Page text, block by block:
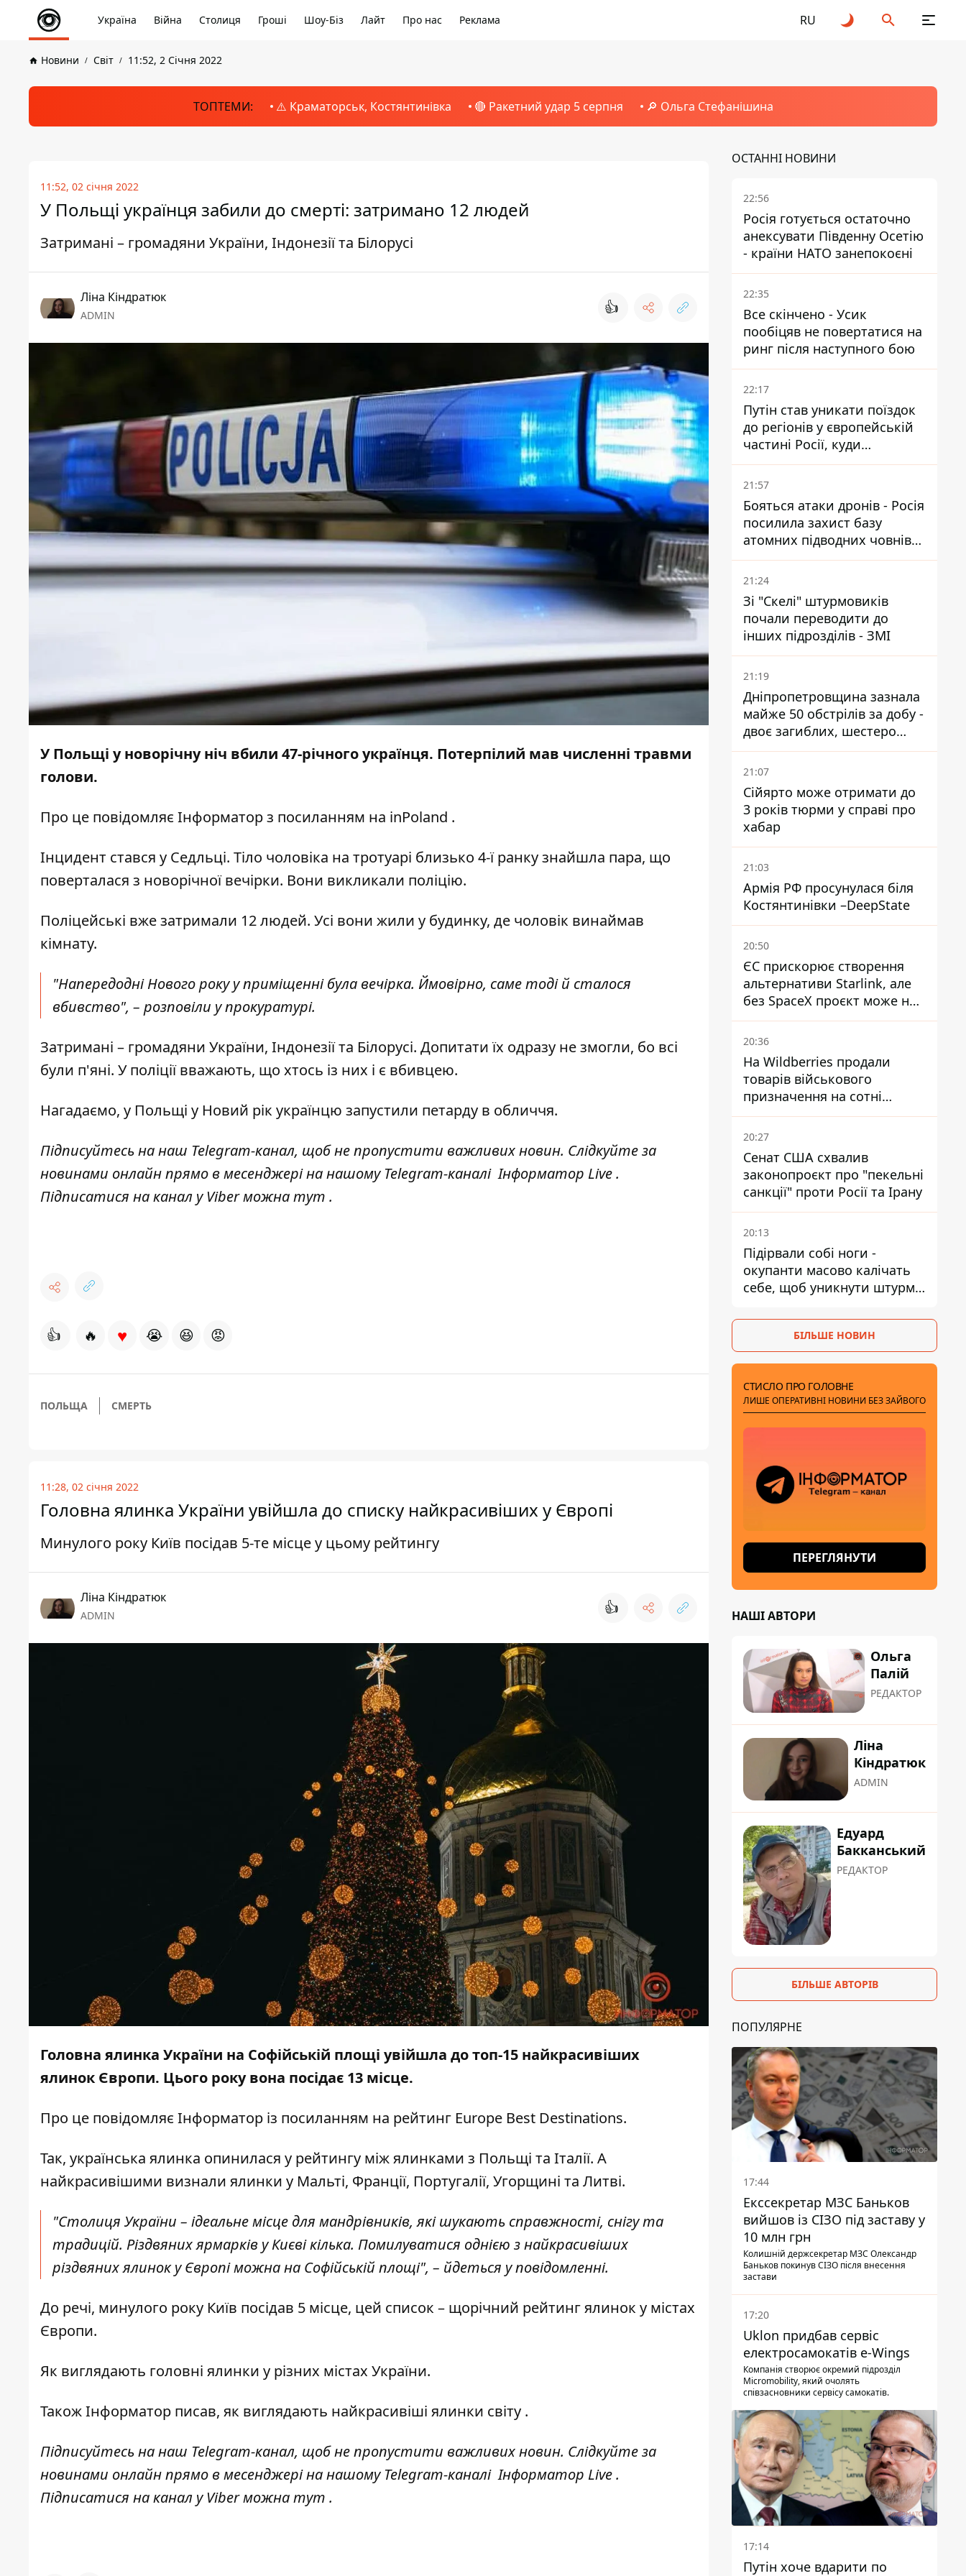
Україна Війна Столиця Гроші Шоу-Біз Лайт Про нас Реклама RU
Новини Світ 11:52, 2 Січня 2022
ТОПТЕМИ: ⚠️ Краматорськ, Костянтинівка 🔴 Ракетний удар 5 серпня 🔎 Ольга Стефанішина
11:52, 02 січня 2022
У Польщі українця забили до смерті: затримано 12 людей
Затримані – громадяни України, Індонезії та Білорусі
Ліна Кіндратюк
ADMIN 👍
У Польщі у новорічну ніч вбили 47-річного українця. Потерпілий мав численні травми
голови.
Про це повідомляє Інформаторз посиланням на inPoland .
Інцидент стався у Седльці. Тіло чоловіка на тротуарі близько 4-ї ранку знайшла пара, що
поверталася з новорічної вечірки. Вони викликали поліцію.
Поліцейські вже затримали 12 людей. Усі вони жили у будинку, де чоловік винаймав
кімнату.
"Напередодні Нового року у приміщенні була вечірка. Ймовірно, саме тоді й сталося
вбивство", – розповіли у прокуратурі.
Затримані – громадяни України, Індонезії та Білорусі. Допитати їх одразу не змогли, бо всі
були п'яні. У поліції вважають, що хтось із них і є вбивцею.
Нагадаємо, у Польщі у Новий рік українцю запустили петарду в обличчя.
Підписуйтесь на наш Telegram-канал, щоб не пропустити важливих новин. Слідкуйте за
новинами онлайн прямо в месенджері на нашому Telegram-каналіІнформатор Live.
Підписатися на канал у Viber можнатут .
👍 🔥 ♥ 😭 😆 😡
ПОЛЬЩА СМЕРТЬ
11:28, 02 січня 2022
Головна ялинка України увійшла до списку найкрасивіших у Європі
Минулого року Київ посідав 5-те місце у цьому рейтингу
Ліна Кіндратюк
ADMIN 👍
Головна ялинка України на Софійській площі увійшла до топ-15 найкрасивіших
ялинок Європи. Цього року вона посідає 13 місце.
Про це повідомляє Інформатор із посиланням на рейтинг Europe Best Destinations.
Так, українська ялинка опинилася у рейтингу між ялинками з Польщі та Італії. А
найкрасивішими визнали ялинки у Мальті, Франції, Португалії, Угорщині та Литві.
"Столиця України – ідеальне місце для мандрівників, які шукають справжності, снігу та
традицій. Різдвяних ярмарків у Києві кілька. Помилуватися однією з найкрасивіших
різдвяних ялинок у Європі можна на Софійській площі", – йдеться у повідомленні.
До речі, минулого року Київ посідав 5 місце, цей список – щорічний рейтинг ялинок у містах
Європи.
Як виглядають головні ялинки у різних містах України.
Також Інформатор писав, як виглядають найкрасивіші ялинки світу .
Підписуйтесь на наш Telegram-канал, щоб не пропустити важливих новин. Слідкуйте за
новинами онлайн прямо в месенджері на нашому Telegram-каналіІнформатор Live.
Підписатися на канал у Viber можнатут .
ОСТАННІ НОВИНИ
22:56
Росія готується остаточно
анексувати Південну Осетію
- країни НАТО занепокоєні
22:35
Все скінчено - Усик
пообіцяв не повертатися на
ринг після наступного бою
22:17
Путін став уникати поїздок
до регіонів у європейській
частині Росії, куди
регулярно долітають дрони
21:57
Бояться атаки дронів - Росія
посилила захист базу
атомних підводних човнів
за 7400 км від України
21:24
Зі "Скелі" штурмовиків
почали переводити до
інших підрозділів - ЗМІ
21:19
Дніпропетровщина зазнала
майже 50 обстрілів за добу -
двоє загиблих, шестеро
постраждалих
21:07
Сійярто може отримати до
3 років тюрми у справі про
хабар
21:03
Армія РФ просунулася біля
Костянтинівки –DeepState
20:50
ЄС прискорює створення
альтернативи Starlink, але
без SpaceX проєкт може не
обійтися
20:36
На Wildberries продали
товарів військового
призначення на сотні
мільйонів, але удари ЗСУ
змінили ситуацію
20:27
Сенат США схвалив
законопроєкт про "пекельні
санкції" проти Росії та Ірану
20:13
Підірвали собі ноги -
окупанти масово калічать
себе, щоб уникнути штурмів
БІЛЬШЕ НОВИН
СТИСЛО ПРО ГОЛОВНЕ
ЛИШЕ ОПЕРАТИВНІ НОВИНИ БЕЗ ЗАЙВОГО
ПЕРЕГЛЯНУТИ
НАШІ АВТОРИ
Ольга
Палій
РЕДАКТОР
Ліна
Кіндратюк
ADMIN
Едуард
Бакканський
РЕДАКТОР
БІЛЬШЕ АВТОРІВ
ПОПУЛЯРНЕ
17:44
Екссекретар МЗС Баньков
вийшов із СІЗО під заставу у
10 млн грн
Колишній держсекретар МЗС Олександр
Баньков покинув СІЗО після внесення
застави
17:20
Uklon придбав сервіс
електросамокатів e-Wings
Компанія створює окремий підрозділ
Micromobility, який очолять
співзасновники сервісу самокатів.
17:14
Путін хоче вдарити по